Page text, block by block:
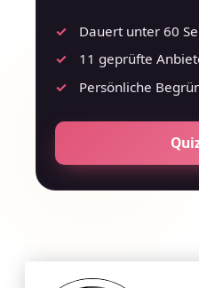
Dauert unter 60
11 geprüfte
Persönliche